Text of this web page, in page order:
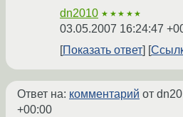
dn2010 ★★★★★
03.05.2007 16:24:47
Показать ответ
Ответ на: комментарий от
+00:00